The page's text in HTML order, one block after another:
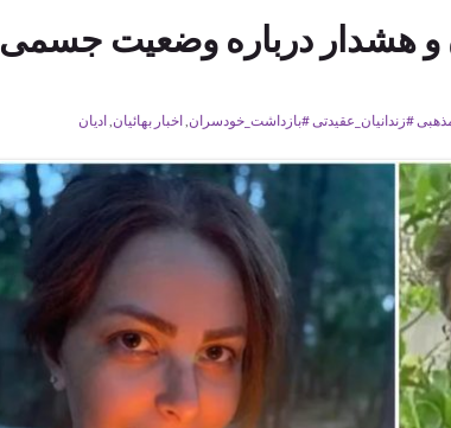
و هشدار درباره وضعیت جسمی
#زندانیان_عقیدتی #بازداشت_خودسران,اخبار بهائیان,ادیان